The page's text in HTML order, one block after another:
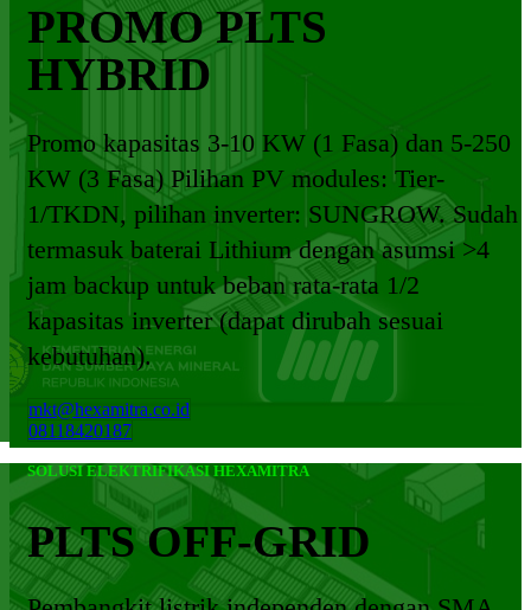
PROMO PLTS
HYBRID
Promo kapasitas 3-10 KW (1 Fasa) dan 5-250
KW (3 Fasa) Pilihan PV modules: Tier-
1/TKDN, pilihan inverter: SUNGROW. Sudah
termasuk baterai Lithium dengan asumsi >4
jam backup untuk beban rata-rata 1/2
kapasitas inverter (dapat dirubah sesuai
kebutuhan).
mkt@hexamitra.co.id
08118420187
SOLUSI ELEKTRIFIKASI HEXAMITRA
PLTS OFF-GRID